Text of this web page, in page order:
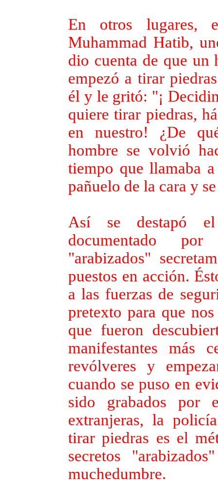
En otros lugares,
Muhammad Hatib,
dio cuenta de que un
empezó a tirar
él y le gritó: "¡
quiere tirar piedras,
en nuestro! ¿De
hombre se volvió
tiempo que llamaba
pañuelo de la cara y
Así se destapó
documentado
"arabizados"
puestos en acción.
a las fuerzas de
pretexto para que
que fueron
manifestantes más
revólveres y
cuando se puso en
sido grabados por
extranjeras, la
tirar piedras es el
secretos
muchedumbre.